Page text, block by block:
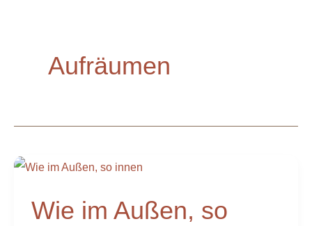
Aufräumen
Wie im Außen, so
Wie
Außen,